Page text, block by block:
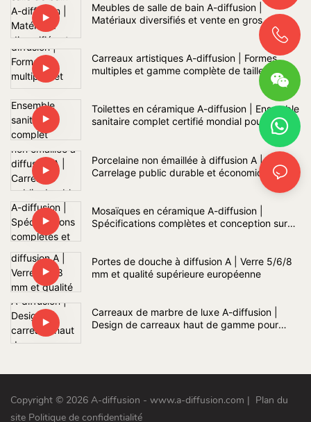
Meubles de salle de bain A-diffusion |
Matériaux diversifiés et vente en gros
Carreaux artistiques A-diffusion | Formes
multiples et gamme complète de tailles
Toilettes en céramique A-diffusion | Ensemble
sanitaire complet certifié mondial pour salle
Porcelaine non émaillée à diffusion A |
Carrelage public durable et économique
Mosaïques en céramique A-diffusion |
Spécifications complètes et conception sur
Portes de douche à diffusion A | Verre 5/6/8
mm et qualité supérieure européenne
Carreaux de marbre de luxe A-diffusion |
Design de carreaux haut de gamme pour
Copyright © 2026 A-diffusion - www.a-diffusion.com | Plan du
site Politique de confidentialité